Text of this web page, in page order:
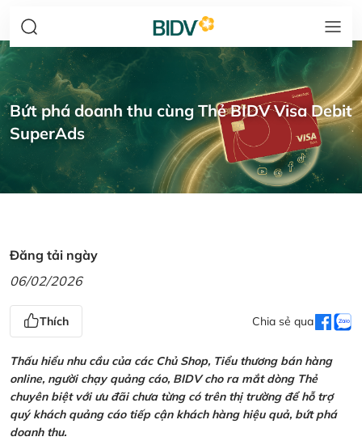
Bứt phá doanh thu cùng Thẻ BIDV Visa Debit
SuperAds
Đăng tải ngày
06/02/2026
Thích Chia sẻ qua
Thấu hiểu nhu cầu của các Chủ Shop, Tiểu thương bán hàng
online, người chạy quảng cáo, BIDV cho ra mắt dòng Thẻ
chuyên biệt với ưu đãi chưa từng có trên thị trường để hỗ trợ
quý khách quảng cáo tiếp cận khách hàng hiệu quả, bứt phá
doanh thu.